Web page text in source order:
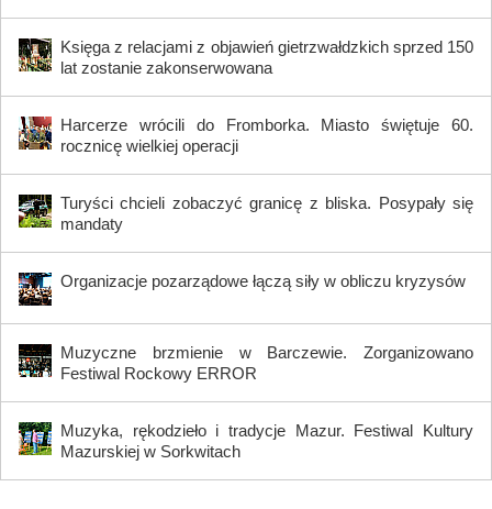
Księga z relacjami z objawień gietrzwałdzkich sprzed 150
lat zostanie zakonserwowana
Harcerze wrócili do Fromborka. Miasto świętuje 60.
rocznicę wielkiej operacji
Turyści chcieli zobaczyć granicę z bliska. Posypały się
mandaty
Organizacje pozarządowe łączą siły w obliczu kryzysów
Muzyczne brzmienie w Barczewie. Zorganizowano
Festiwal Rockowy ERROR
Muzyka, rękodzieło i tradycje Mazur. Festiwal Kultury
Mazurskiej w Sorkwitach